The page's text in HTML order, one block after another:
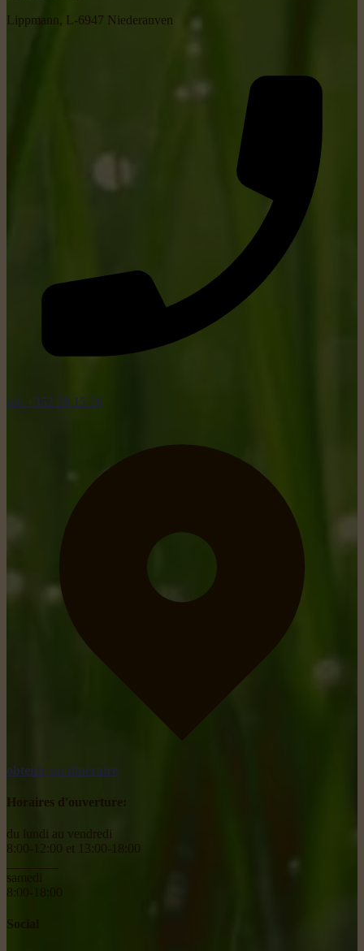
Lippmann, L-6947 Niederanven
tel: +352 26 15 26
obtenir un itinéraire
Horaires d'ouverture:
du lundi au vendredi
8:00-12:00 et 13:00-18:00
samedi
8:00-18:00
Social